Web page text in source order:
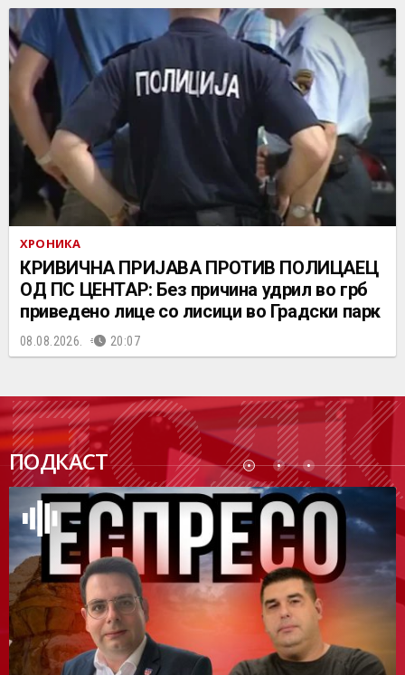
ХРОНИКА
КРИВИЧНА ПРИЈАВА ПРОТИВ ПОЛИЦАЕЦ
ОД ПС ЦЕНТАР: Без причина удрил во грб
приведено лице со лисици во Градски парк
08.08.2026. 20:07
ПОДКАСТ
ПОДК
АСТ